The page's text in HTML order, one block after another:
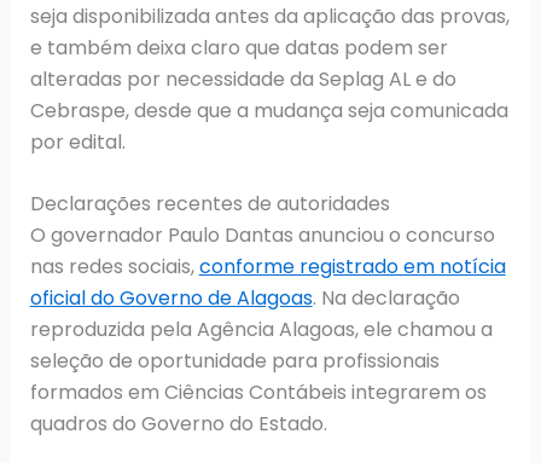
seja disponibilizada antes da aplicação das provas,
e também deixa claro que datas podem ser
alteradas por necessidade da Seplag AL e do
Cebraspe, desde que a mudança seja comunicada
por edital.
Declarações recentes de autoridades
O governador Paulo Dantas anunciou o concurso
nas redes sociais,conforme registrado em notícia
oficial do Governo de Alagoas. Na declaração
reproduzida pela Agência Alagoas, ele chamou a
seleção de oportunidade para profissionais
formados em Ciências Contábeis integrarem os
quadros do Governo do Estado.